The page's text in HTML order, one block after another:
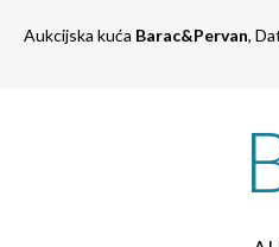
Aukcijska kuća Barac&Pervan,